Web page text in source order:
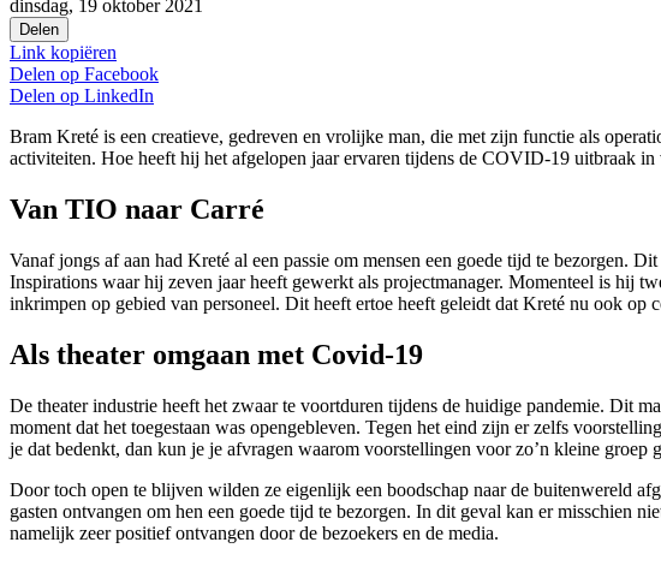
dinsdag, 19 oktober 2021
Delen
Link kopiëren
Delen op Facebook
Delen op LinkedIn
Bram Kreté is een creatieve, gedreven en vrolijke man, die met zijn functie als
activiteiten. Hoe heeft hij het afgelopen jaar ervaren tijdens de COVID-19 uitbraak
Van TIO naar Carré
Vanaf jongs af aan had Kreté al een passie om mensen een goede tijd te bezorgen.
Inspirations waar hij zeven jaar heeft gewerkt als projectmanager. Momenteel is hij
inkrimpen op gebied van personeel. Dit heeft ertoe heeft geleidt dat Kreté nu ook op
Als theater omgaan met Covid-19
De theater industrie heeft het zwaar te voortduren tijdens de huidige pandemie. Dit
moment dat het toegestaan was opengebleven. Tegen het eind zijn er zelfs
je dat bedenkt, dan kun je je afvragen waarom voorstellingen voor zo’n kleine
Door toch open te blijven wilden ze eigenlijk een boodschap naar de buitenwereld
gasten ontvangen om hen een goede tijd te bezorgen. In dit geval kan er misschien
namelijk zeer positief ontvangen door de bezoekers en de media.